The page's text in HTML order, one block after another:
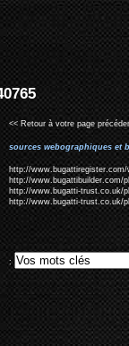
<< Retour à votre page
sources webographiques et
http://
http://www.bugattibuilder.com/
http://www.bugatti-trust.co.uk/
http://www.bugatti-trust.co.uk/
: